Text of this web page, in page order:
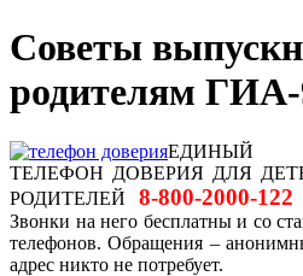
Советы
родителям
ЕДИНЫЙ
ТЕЛЕФОН ДОВЕРИЯ ДЛЯ
РОДИТЕЛЕЙ 8-800-2000-122
Звонки на него бесплатны и со
телефонов. Обращения –
адрес никто не потребует.